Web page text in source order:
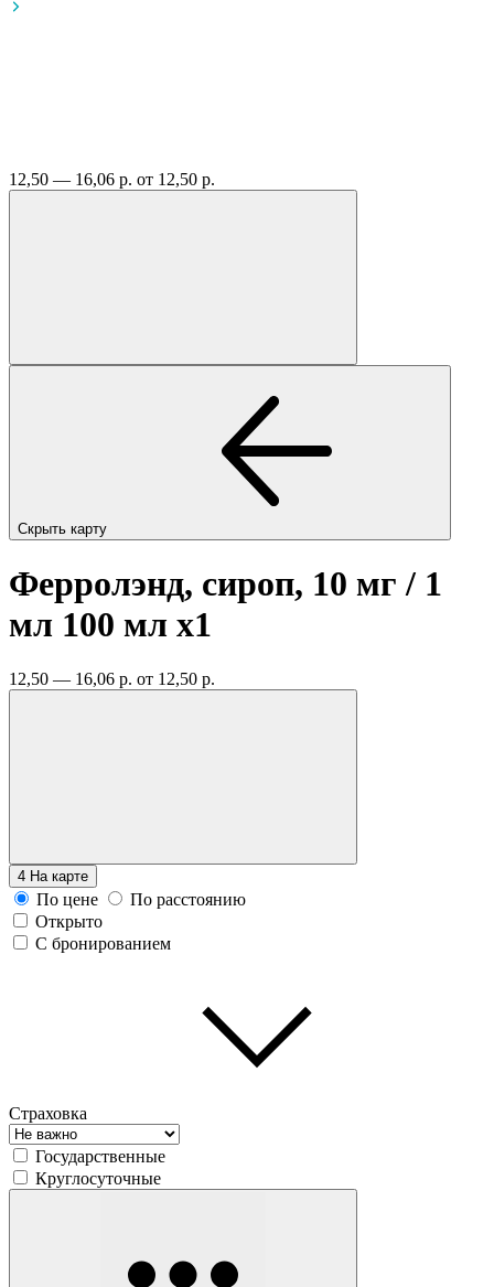
12,50 — 16,06 р. от 12,50 р.
Скрыть карту
Ферролэнд, сироп, 10 мг / 1
мл 100 мл x1
12,50 — 16,06 р. от 12,50 р.
4 На карте
По цене
По расстоянию
Открыто
С бронированием
Страховка
Государственные
Круглосуточные